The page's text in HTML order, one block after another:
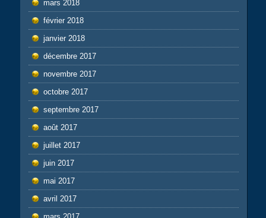
mars 2018
février 2018
janvier 2018
décembre 2017
novembre 2017
octobre 2017
septembre 2017
août 2017
juillet 2017
juin 2017
mai 2017
avril 2017